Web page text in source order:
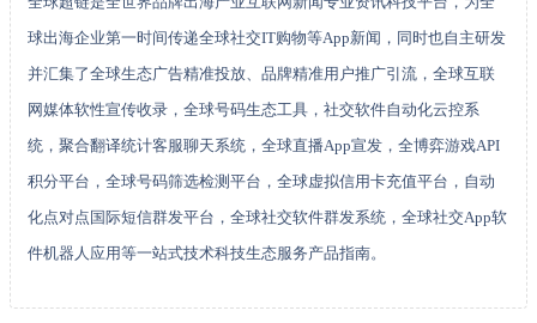
球出海企业第一时间传递全球社交IT购物等App新闻，同时也自主研发
并汇集了全球生态广告精准投放、品牌精准用户推广引流，全球互联
网媒体软性宣传收录，全球号码生态工具，社交软件自动化云控系
统，聚合翻译统计客服聊天系统，全球直播App宣发，全博弈游戏API
积分平台，全球号码筛选检测平台，全球虚拟信用卡充值平台，自动
化点对点国际短信群发平台，全球社交软件群发系统，全球社交App软
件机器人应用等一站式技术科技生态服务产品指南。